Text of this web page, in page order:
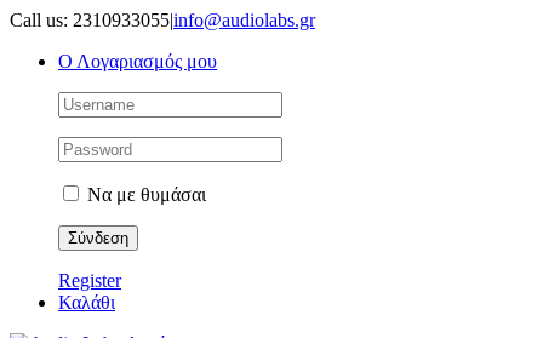
Μετάβαση
περιεχόμενο
Call us: 2310933055|info@audiolabs.gr
Ο Λογαριασμός μου
Να με θυμάσαι
Register
Καλάθι